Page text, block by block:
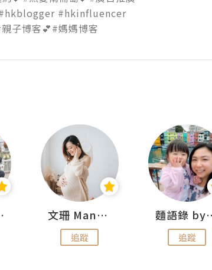
#hkinfluencer
子博客💕#媽媽博客
記 文珊 ManShan
追蹤
麵語
追蹤